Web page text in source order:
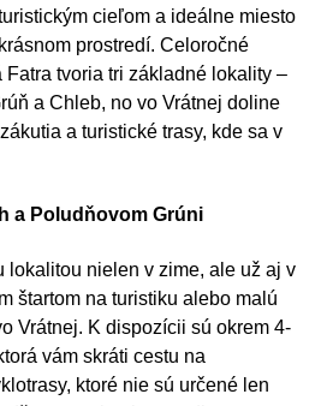
cieľom a ideálne miesto
prostredí. Celoročné
Fatra tvoria tri základné lokality –
a Chleb, no vo Vrátnej doline
a turistické trasy, kde sa v
a Poludňovom Grúni
lokalitou nielen v zime, ale už aj v
štartom na turistiku alebo malú
Vrátnej. K dispozícii sú okrem 4-
vám skráti cestu na
ktoré nie sú určené len